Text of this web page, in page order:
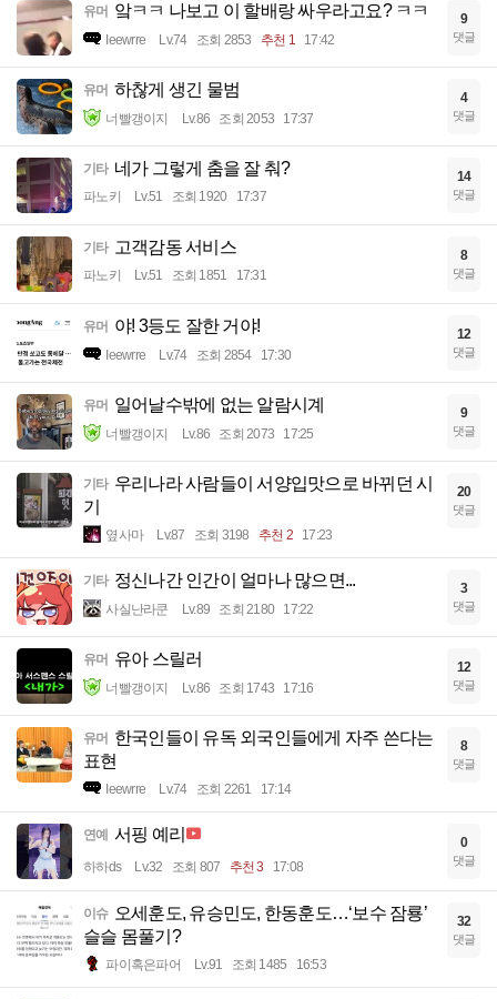
유머 앜ㅋㅋ 나보고 이 할배랑 싸우라고요? ㅋㅋ
Ieewrre Lv.74 조회 2853 추천 1 17:42
9
댓글
유머 하찮게 생긴 물범
너빨갱이지 Lv.86 조회 2053 17:37
4
댓글
기타 네가 그렇게 춤을 잘 춰?
파노키 Lv.51 조회 1920 17:37
14
댓글
기타 고객감동 서비스
파노키 Lv.51 조회 1851 17:31
8
댓글
유머 야! 3등도 잘한 거야!
Ieewrre Lv.74 조회 2854 17:30
12
댓글
유머 일어날수밖에 없는 알람시계
너빨갱이지 Lv.86 조회 2073 17:25
9
댓글
기타 우리나라 사람들이 서양입맛으로 바뀌던 시
기
옆사마 Lv.87 조회 3198 추천 2 17:23
20
댓글
기타 정신나간 인간이 얼마나 많으면...
사실난라쿤 Lv.89 조회 2180 17:22
3
댓글
유머 유아 스릴러
너빨갱이지 Lv.86 조회 1743 17:16
12
댓글
유머 한국인들이 유독 외국인들에게 자주 쓴다는
표현
Ieewrre Lv.74 조회 2261 17:14
8
댓글
연예 서핑 예리
하하ds Lv.32 조회 807 추천 3 17:08
0
댓글
이슈 오세훈도, 유승민도, 한동훈도…‘보수 잠룡’
슬슬 몸풀기?
파이혹은파어 Lv.91 조회 1485 16:53
32
댓글